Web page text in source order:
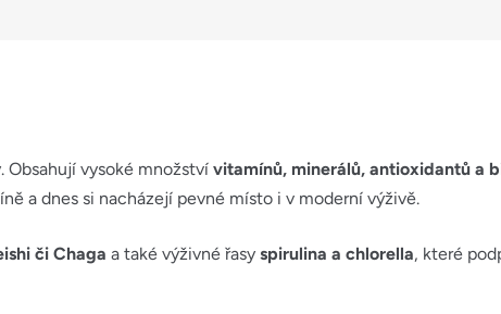
vysoké množství vitamínů, minerálů, antioxidantů a
a dnes si nacházejí pevné místo i v moderní výživě.
či Chaga a také výživné řasy spirulina a chlorella, které